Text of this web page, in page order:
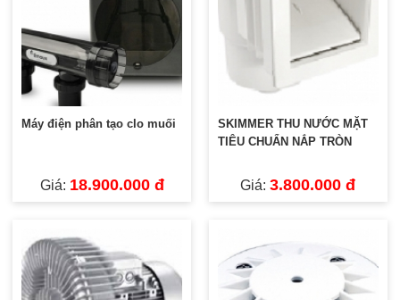
Máy điện phân tạo clo muối
Giá: 18.900.000 đ
SKIMMER THU NƯỚC MẶT
TIÊU CHUẨN NẮP TRÒN
Giá:3.800.000 đ